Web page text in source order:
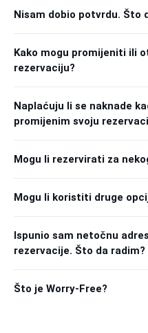
Nisam dobio potvrdu. Što
Kako mogu promijeniti ili
rezervaciju?
Naplaćuju li se naknade
promijenim svoju
Mogu li rezervirati za
Mogu li koristiti druge
Ispunio sam netočnu
rezervacije. Što da radim?
Što je Worry-Free?